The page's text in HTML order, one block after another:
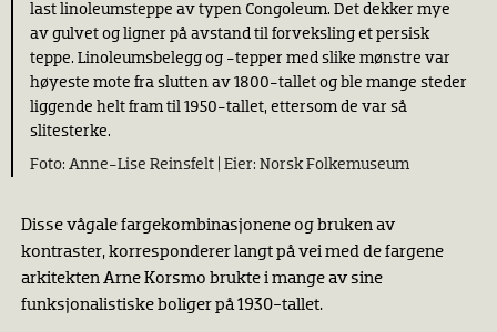
last linoleumsteppe av typen Congoleum. Det dekker mye
av gulvet og ligner på avstand til forveksling et persisk
teppe. Linoleumsbelegg og -tepper med slike mønstre var
høyeste mote fra slutten av 1800-tallet og ble mange steder
liggende helt fram til 1950-tallet, ettersom de var så
slitesterke.
Anne-Lise Reinsfelt |
Norsk Folkemuseum
Disse vågale fargekombinasjonene og bruken av
kontraster, korresponderer langt på vei med de fargene
arkitekten Arne Korsmo brukte i mange av sine
funksjonalistiske boliger på 1930-tallet.